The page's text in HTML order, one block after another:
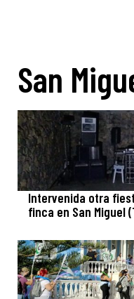
San
Intervenida otra
finca en San Miguel